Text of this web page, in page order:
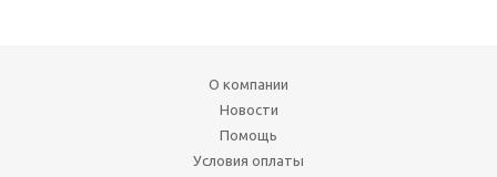
О компании
Новости
Помощь
Условия оплаты